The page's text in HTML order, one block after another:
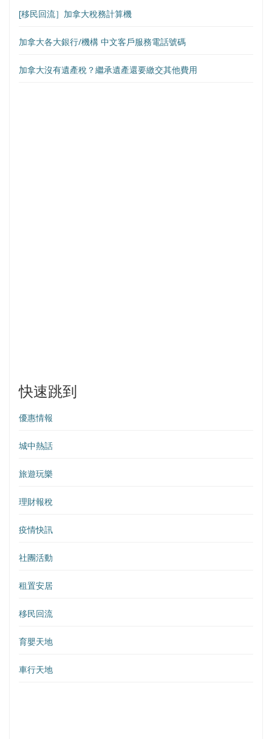
[移民回流］加拿大稅務計算機
加拿大各大銀行/機構 中文客戶服務電話號碼
加拿大沒有遺產稅？繼承遺產還要繳交其他費用
快速跳到
優惠情報
城中熱話
旅遊玩樂
理財報稅
疫情快訊
社團活動
租置安居
移民回流
育嬰天地
車行天地